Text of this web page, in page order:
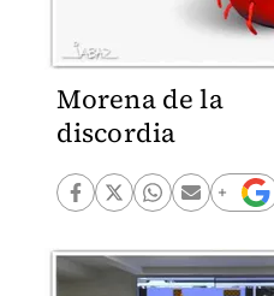
Morena de la
discordia